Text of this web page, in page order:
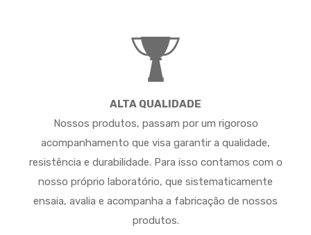
ALTA QUALIDADE
Nossos produtos, passam por um rigoroso
acompanhamento que visa garantir a qualidade,
resistência e durabilidade. Para isso contamos com o
nosso próprio laboratório, que sistematicamente
ensaia, avalia e acompanha a fabricação de nossos
produtos.